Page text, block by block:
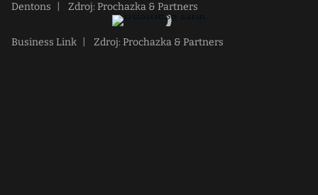
Dentons Zdroj: Prochazka & Partners
Business Link Zdroj: Prochazka & Partners